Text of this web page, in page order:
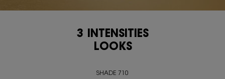
<span class="h-text-size-50-for-large">3 INTENSITIES<br class="h-hide-for-
3 INTENSITIES
LOOKS
SHADE 710